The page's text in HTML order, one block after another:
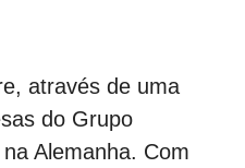
através de uma
do Grupo
Alemanha. Com